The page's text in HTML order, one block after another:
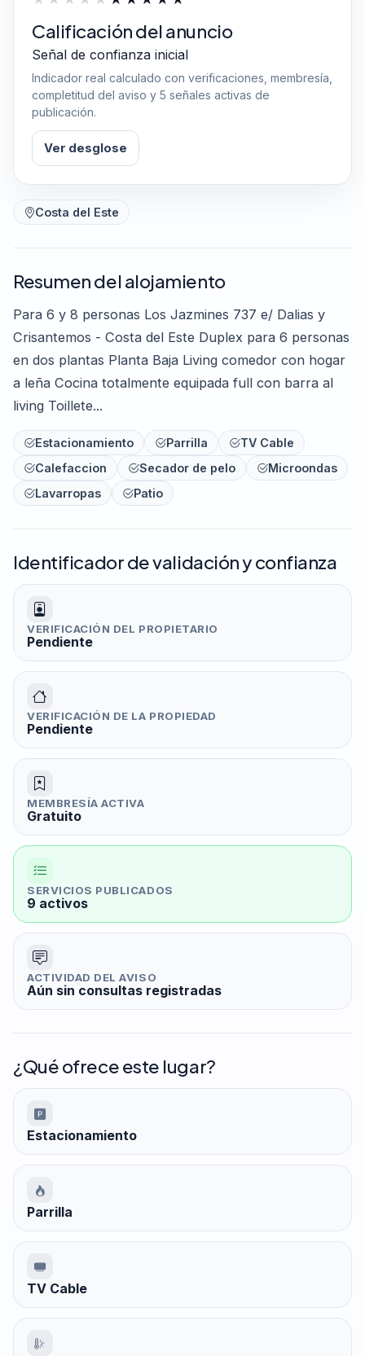
Calificación del anuncio
Señal de confianza inicial
Indicador real calculado con verificaciones, membresía,
completitud del aviso y 5 señales activas de
publicación.
Ver desglose
Costa del Este
Resumen del alojamiento
Para 6 y 8 personas Los Jazmines 737 e/ Dalias y
Crisantemos - Costa del Este Duplex para 6 personas
en dos plantas Planta Baja Living comedor con hogar
a leña Cocina totalmente equipada full con barra al
living Toillete...
Estacionamiento Parrilla
TV Cable
Calefaccion
Secador de pelo
Microondas
Lavarropas
Patio
Identificador de validación y confianza
VERIFICACIÓN DEL PROPIETARIO
Pendiente
VERIFICACIÓN DE LA PROPIEDAD
Pendiente
MEMBRESÍA ACTIVA
Gratuito
SERVICIOS PUBLICADOS
9 activos
ACTIVIDAD DEL AVISO
Aún sin consultas registradas
¿Qué ofrece este lugar?
Estacionamiento
Parrilla
TV Cable